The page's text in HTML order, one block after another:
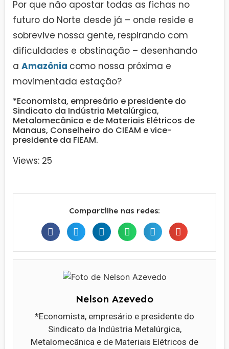
Por que não apostar todas as fichas no
futuro do Norte desde já – onde reside e
sobrevive nossa gente, respirando com
dificuldades e obstinação – desenhando
a Amazônia como nossa próxima e
movimentada estação?
*Economista, empresário e presidente do
Sindicato da Indústria Metalúrgica,
Metalomecânica e de Materiais Elétricos de
Manaus, Conselheiro do CIEAM e vice-
presidente da FIEAM.
Views: 25
Compartilhe nas redes:
Nelson Azevedo
*Economista, empresário e presidente do
Sindicato da Indústria Metalúrgica,
Metalomecânica e de Materiais Elétricos de